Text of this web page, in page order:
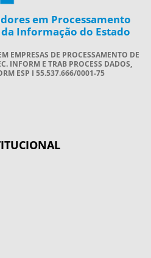
em Processamento
Informação do Estado
EMPRESAS DE PROCESSAMENTO DE
INFORM E TRAB PROCESS DADOS,
ESP I 55.537.666/0001-75